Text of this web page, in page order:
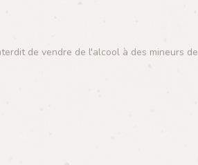
de vendre de l'alcool à des mineurs de